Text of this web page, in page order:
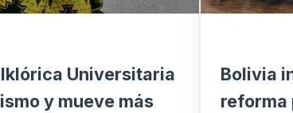
Universitaria
y mueve más
Bolivia
reforma